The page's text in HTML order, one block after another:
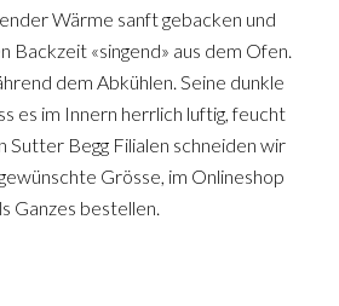
Wärme sanft gebacken und
Backzeit «singend» aus dem Ofen.
dem Abkühlen. Seine dunkle
es im Innern herrlich luftig, feucht
Sutter Begg Filialen schneiden wir
Grösse, im Onlineshop
Ganzes bestellen.